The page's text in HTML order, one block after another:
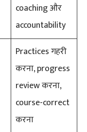
coaching और
accountability
Practices गहरी
करना, progress
review करना,
course-correct
करना